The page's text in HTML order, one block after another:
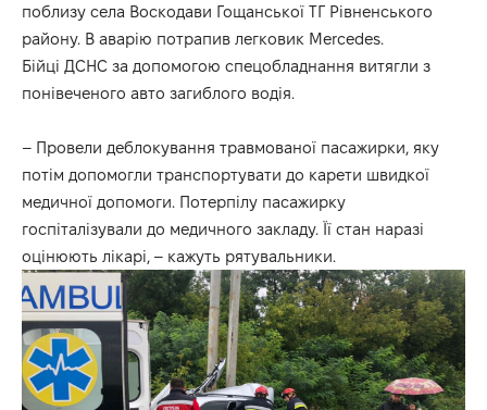
поблизу села Воскодави Гощанської ТГ Рівненського
району. В аварію потрапив легковик Mercedes.
Бійці ДСНС за допомогою спецобладнання витягли з
понівеченого авто загиблого водія.
– Провели деблокування травмованої пасажирки, яку
потім допомогли транспортувати до карети швидкої
медичної допомоги. Потерпілу пасажирку
госпіталізували до медичного закладу. Її стан наразі
оцінюють лікарі, – кажуть рятувальники.